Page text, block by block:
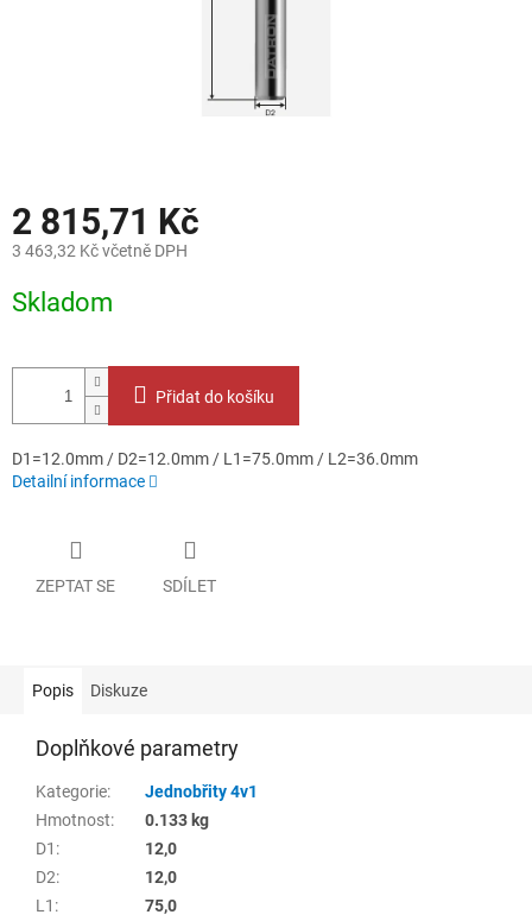
2 815,71 Kč
3 463,32 Kč včetně DPH
cena:
Skladom
Přidat do košíku
D1=12.0mm / D2=12.0mm / L1=75.0mm / L2=36.0mm
Detailní informace
ZEPTAT SE SDÍLET
Popis Diskuze
Doplňkové parametry
Kategorie:
Jednobřity 4v1
Hmotnost:
0.133 kg
D1 :
12,0
D2:
12,0
L1 :
75,0